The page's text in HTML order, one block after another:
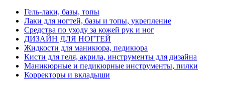
Гель-лаки, базы, топы
Лаки для ногтей, базы и топы, укрепление
Средства по уходу за кожей рук и ног
ДИЗАЙН ДЛЯ НОГТЕЙ
Жидкости для маникюра, педикюра
Кисти для геля, акрила, инструменты для дизайна
Маникюрные и педикюрные инструменты, пилки
Корректоры и вкладыши